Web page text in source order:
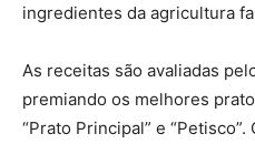
ingredientes da agricultura
As receitas são avaliadas
premiando os melhores
“Prato Principal” e